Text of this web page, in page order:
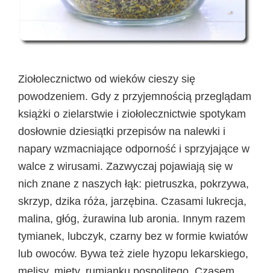
Ziołolecznictwo od wieków cieszy się
powodzeniem. Gdy z przyjemnością przeglądam
książki o zielarstwie i ziołolecznictwie spotykam
dosłownie dziesiątki przepisów na nalewki i
napary wzmacniające odporność i sprzyjające w
walce z wirusami. Zazwyczaj pojawiają się w
nich znane z naszych łąk: pietruszka, pokrzywa,
skrzyp, dzika róża, jarzębina. Czasami lukrecja,
malina, głóg, żurawina lub aronia. Innym razem
tymianek, lubczyk, czarny bez w formie kwiatów
lub owoców. Bywa też ziele hyzopu lekarskiego,